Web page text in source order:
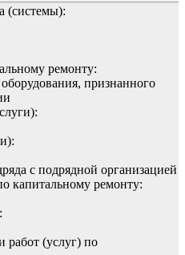
(системы):
ремонту:
признанного
с подрядной организацией
капитальному ремонту:
работ (услуг) по